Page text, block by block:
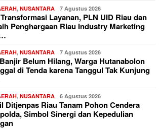
, NUSANTARA 7 Agustus 2026
Layanan, PLN UID Riau dan
Penghargaan Riau Industry Marketing
, NUSANTARA 7 Agustus 2026
Belum Hilang, Warga Hutanabolon
di Tenda karena Tanggul Tak Kunjung
, NUSANTARA 6 Agustus 2026
Ditjenpas Riau Tanam Pohon Cendera
Simbol Sinergi dan Kepedulian